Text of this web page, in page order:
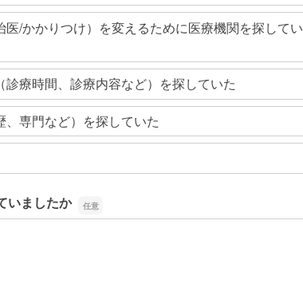
/かかりつけ）を変えるために医療機関を探してい
療時間、診療内容など）を探していた
専門など）を探していた
いましたか
ましたか